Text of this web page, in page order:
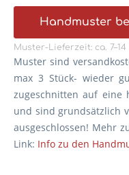
Handmuster
Muster-Lieferzeit: ca. 7–14
Muster sind
max 3 Stück- wieder
zugeschnitten auf eine
und sind grundsätzlich
ausgeschlossen! Mehr
Link: Info zu den